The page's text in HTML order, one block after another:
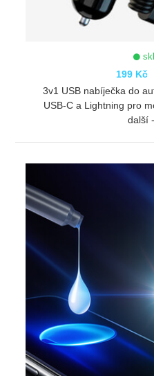
199 Kč
3v1 USB nabíječka do
USB-C a Lightning pro
další